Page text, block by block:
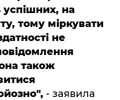
успішних, на
тому міркувати
не
також
- заявила